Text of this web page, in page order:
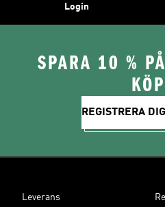
Login
SPARA 10 %
REGISTRERA
Leverans